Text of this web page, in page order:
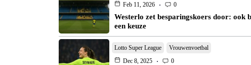
Feb 11, 2026
0
Westerlo zet besparingskoers door: ook
een keuze
Lotto Super League
Vrouwenvoetbal
Dec 8, 2025
0